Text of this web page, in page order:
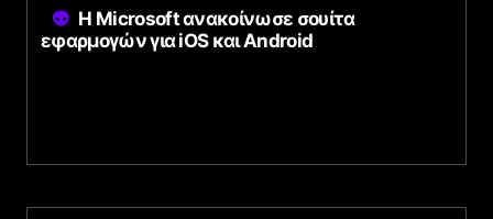
H Microsoft ανακοίνωσε σουίτα
εφαρμογών για iOS και Android